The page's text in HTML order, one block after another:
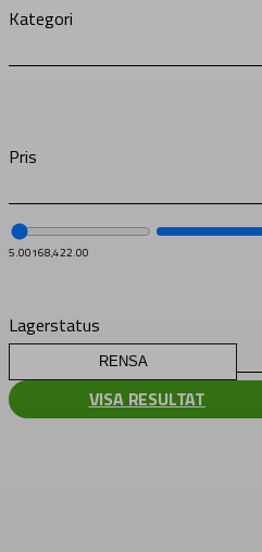
Kategori
Pris
5.00168,422.00
Lagerstatus
RENSA
VISA RESULTAT